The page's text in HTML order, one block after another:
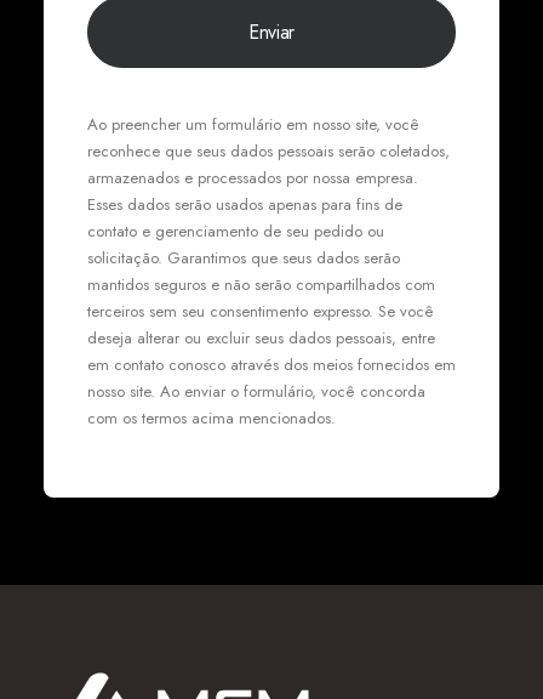
Ao preencher um formulário em nosso site, você
reconhece que seus dados pessoais serão coletados,
armazenados e processados por nossa empresa.
Esses dados serão usados apenas para fins de
contato e gerenciamento de seu pedido ou
solicitação. Garantimos que seus dados serão
mantidos seguros e não serão compartilhados com
terceiros sem seu consentimento expresso. Se você
deseja alterar ou excluir seus dados pessoais, entre
em contato conosco através dos meios fornecidos em
nosso site. Ao enviar o formulário, você concorda
com os termos acima mencionados.